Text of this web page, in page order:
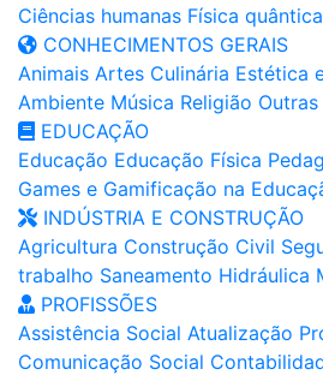
Ciências humanas Física quântica
CONHECIMENTOS GERAIS
Animais Artes Culinária Estética
Ambiente Música Religião
EDUCAÇÃO
Educação Educação Física
Games e Gamificação na
INDÚSTRIA E CONSTRUÇÃO
Agricultura Construção Civil
trabalho Saneamento Hidráulica
PROFISSÕES
Assistência Social Atualização
Comunicação Social